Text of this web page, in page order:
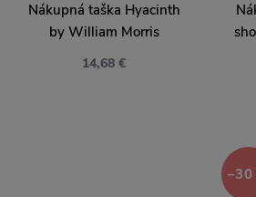
Nákupná taška Hyacinth
by William Morris
14,68 €